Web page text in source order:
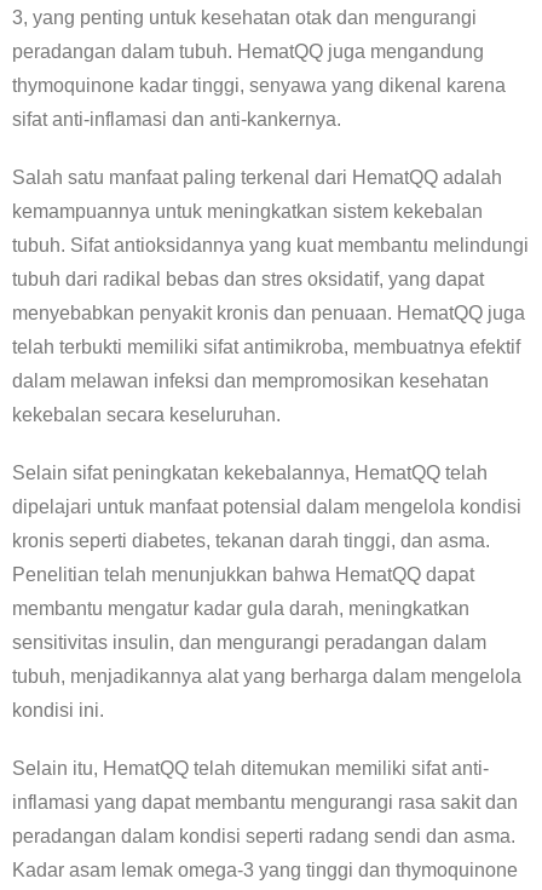
3, yang penting untuk kesehatan otak dan mengurangi
peradangan dalam tubuh. HematQQ juga mengandung
thymoquinone kadar tinggi, senyawa yang dikenal karena
sifat anti-inflamasi dan anti-kankernya.
Salah satu manfaat paling terkenal dari HematQQ adalah
kemampuannya untuk meningkatkan sistem kekebalan
tubuh. Sifat antioksidannya yang kuat membantu melindungi
tubuh dari radikal bebas dan stres oksidatif, yang dapat
menyebabkan penyakit kronis dan penuaan. HematQQ juga
telah terbukti memiliki sifat antimikroba, membuatnya efektif
dalam melawan infeksi dan mempromosikan kesehatan
kekebalan secara keseluruhan.
Selain sifat peningkatan kekebalannya, HematQQ telah
dipelajari untuk manfaat potensial dalam mengelola kondisi
kronis seperti diabetes, tekanan darah tinggi, dan asma.
Penelitian telah menunjukkan bahwa HematQQ dapat
membantu mengatur kadar gula darah, meningkatkan
sensitivitas insulin, dan mengurangi peradangan dalam
tubuh, menjadikannya alat yang berharga dalam mengelola
kondisi ini.
Selain itu, HematQQ telah ditemukan memiliki sifat anti-
inflamasi yang dapat membantu mengurangi rasa sakit dan
peradangan dalam kondisi seperti radang sendi dan asma.
Kadar asam lemak omega-3 yang tinggi dan thymoquinone